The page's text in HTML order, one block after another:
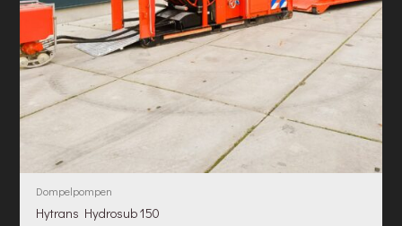
Dompelpompen
Hytrans Hydrosub 150